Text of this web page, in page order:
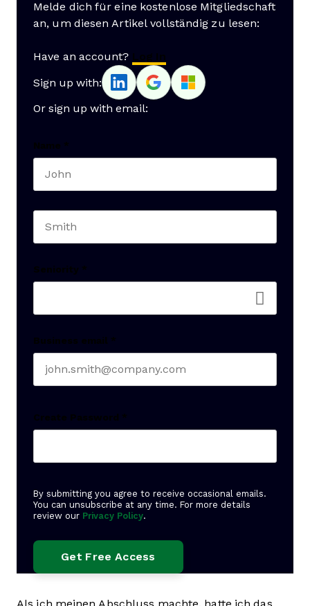
Melde dich für eine kostenlose Mitgliedschaft
an, um diesen Artikel vollständig zu lesen:
Have an account? Log In
Sign up with:
Or sign up with email:
Name *
Seniority *
Business email *
Create Password *
By submitting you agree to receive occasional emails.
You can unsubscribe at any time. For more details
review our Privacy Policy.
Als ich meinen Abschluss machte, hatte ich das